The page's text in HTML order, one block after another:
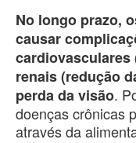
No longo prazo,
causar
cardiovasculares
renais (redução
perda da visão.
doenças crônicas
através da